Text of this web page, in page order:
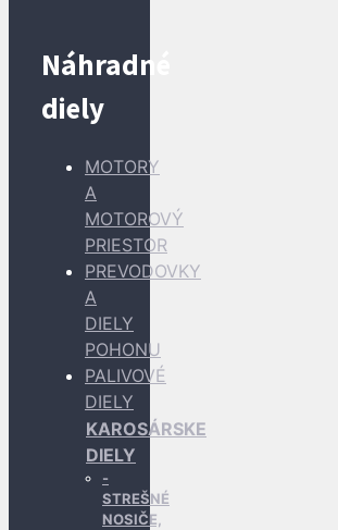
Náhradné
diely
MOTORY
A
MOTOROVÝ
PRIESTOR
PREVODOVKY
A
DIELY
POHONU
PALIVOVÉ
DIELY
KAROSÁRSKE
DIELY
STREŠNÉ
NOSIČE,